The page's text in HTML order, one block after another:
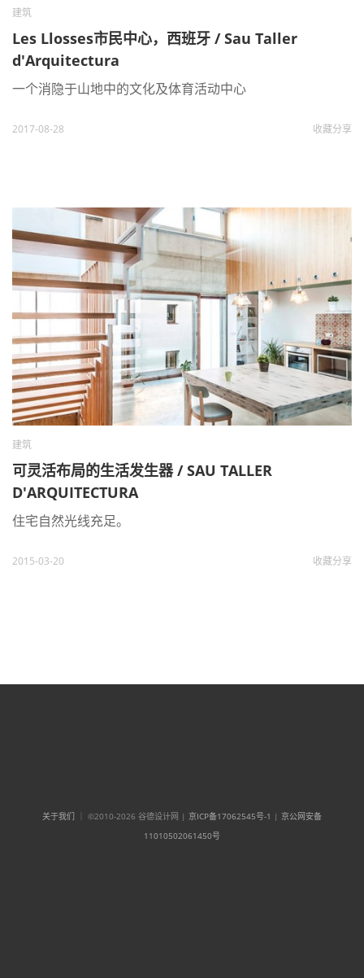
建筑
Les Llosses市民中心，西班牙 / Sau Taller
d'Arquitectura
一个消隐于山地中的文化及体育活动中心
2017-08-28 收藏分享
建筑
可灵活布局的生活发生器 / SAU TALLER
D'ARQUITECTURA
住宅自然光线充足。
2015-03-20 收藏分享
关于我们 ｜ ©2010-2026 谷德设计网 | 京ICP备17062545号-1 | 京公网安备
11010502061450号